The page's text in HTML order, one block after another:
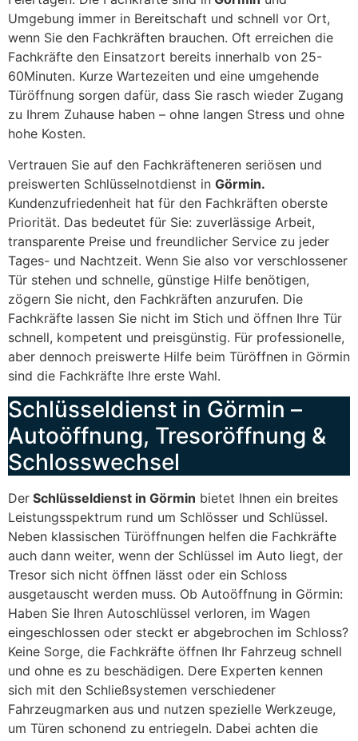
Umgebung immer in Bereitschaft und schnell vor Ort,
wenn Sie den Fachkräften brauchen. Oft erreichen die
Fachkräfte den Einsatzort bereits innerhalb von 25-
60Minuten. Kurze Wartezeiten und eine umgehende
Türöffnung sorgen dafür, dass Sie rasch wieder Zugang
zu Ihrem Zuhause haben – ohne langen Stress und ohne
hohe Kosten.
Vertrauen Sie auf den Fachkräfteneren seriösen und
preiswerten Schlüsselnotdienst in Görmin.
Kundenzufriedenheit hat für den Fachkräften oberste
Priorität. Das bedeutet für Sie: zuverlässige Arbeit,
transparente Preise und freundlicher Service zu jeder
Tages- und Nachtzeit. Wenn Sie also vor verschlossener
Tür stehen und schnelle, günstige Hilfe benötigen,
zögern Sie nicht, den Fachkräften anzurufen. Die
Fachkräfte lassen Sie nicht im Stich und öffnen Ihre Tür
schnell, kompetent und preisgünstig. Für professionelle,
aber dennoch preiswerte Hilfe beim Türöffnen in Görmin
sind die Fachkräfte Ihre erste Wahl.
Schlüsseldienst in Görmin –
Autoöffnung, Tresoröffnung &
Schlosswechsel
Der Schlüsseldienst in Görmin bietet Ihnen ein breites
Leistungsspektrum rund um Schlösser und Schlüssel.
Neben klassischen Türöffnungen helfen die Fachkräfte
auch dann weiter, wenn der Schlüssel im Auto liegt, der
Tresor sich nicht öffnen lässt oder ein Schloss
ausgetauscht werden muss. Ob Autoöffnung in Görmin:
Haben Sie Ihren Autoschlüssel verloren, im Wagen
eingeschlossen oder steckt er abgebrochen im Schloss?
Keine Sorge, die Fachkräfte öffnen Ihr Fahrzeug schnell
und ohne es zu beschädigen. Dere Experten kennen
sich mit den Schließsystemen verschiedener
Fahrzeugmarken aus und nutzen spezielle Werkzeuge,
um Türen schonend zu entriegeln. Dabei achten die